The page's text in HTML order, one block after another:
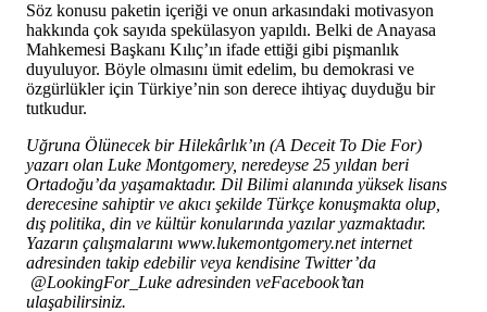
Söz konusu paketin içeriği ve onun arkasındaki motivasyon
hakkında çok sayıda spekülasyon yapıldı. Belki de Anayasa
Mahkemesi Başkanı Kılıç’ın ifade ettiği gibi pişmanlık
duyuluyor. Böyle olmasını ümit edelim, bu demokrasi ve
özgürlükler için Türkiye’nin son derece ihtiyaç duyduğu bir
tutkudur.
Uğruna Ölünecek bir Hilekârlık’ın (A Deceit To Die For)
yazarı olan Luke Montgomery, neredeyse 25 yıldan beri
Ortadoğu’da yaşamaktadır. Dil Bilimi alanında yüksek lisans
derecesine sahiptir ve akıcı şekilde Türkçe konuşmakta olup,
dış politika, din ve kültür konularında yazılar yazmaktadır.
Yazarın çalışmalarını www.lukemontgomery.netinternet
adresinden takip edebilir veya kendisine Twitter’da
@LookingFor_Luke adresinden veFacebook’tan
ulaşabilirsiniz.